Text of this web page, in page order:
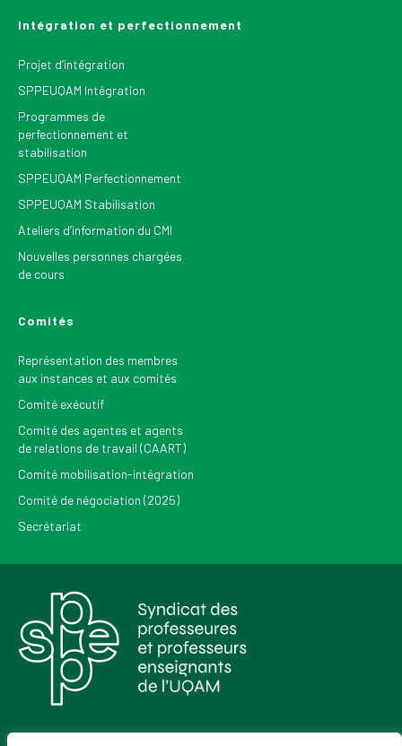
Intégration et perfectionnement
Projet d’intégration
SPPEUQAM Intégration
Programmes de
perfectionnement et
stabilisation
SPPEUQAM Perfectionnement
SPPEUQAM Stabilisation
Ateliers d’information du CMI
Nouvelles personnes chargées
de cours
Comités
Représentation des membres
aux instances et aux comités
Comité exécutif
Comité des agentes et agents
de relations de travail (CAART)
Comité mobilisation-intégration
Comité de négociation (2025)
Secrétariat